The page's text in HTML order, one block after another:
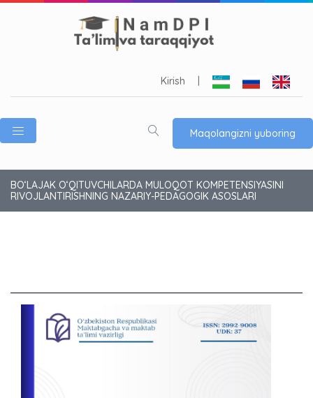
Kirish
Maqolangizni yuboring
BO‘LAJAK O‘QITUVCHILARDA MULOQOT KOMPETENSIYASINI
RIVOJLANTIRISHNING NAZARIY-PEDAGOGIK ASOSLARI